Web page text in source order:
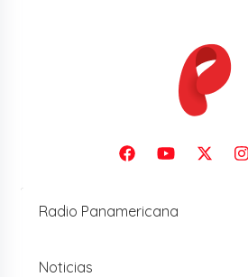
Radio Panamericana
Noticias